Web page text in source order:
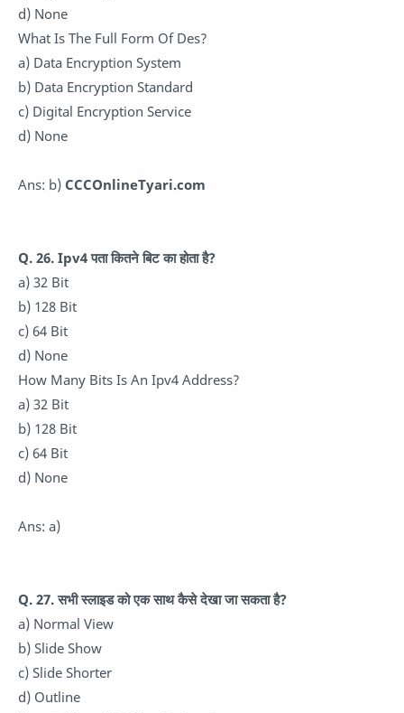
d) None
What Is The Full Form Of Des?
a) Data Encryption System
b) Data Encryption Standard
c) Digital Encryption Service
d) None
Ans: b) CCCOnlineTyari.com
Q. 26. Ipv4 पता कितने बिट का होता है?
a) 32 Bit
b) 128 Bit
c) 64 Bit
d) None
How Many Bits Is An Ipv4 Address?
a) 32 Bit
b) 128 Bit
c) 64 Bit
d) None
Ans: a)
Q. 27. सभी स्लाइड को एक साथ कैसे देखा जा सकता है?
a) Normal View
b) Slide Show
c) Slide Shorter
d) Outline